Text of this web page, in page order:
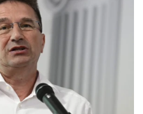
a következő
Zöld